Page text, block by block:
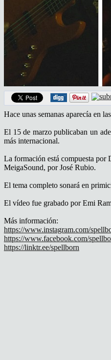
Hace unas semanas aparecía en
El 15 de marzo publicaban un
más internacional.
La formación está compuesta por
MeigaSound, por José Rubio.
El tema completo sonará en
El vídeo fue grabado por Emi
Más información:
https://www.instagram.com/
https://www.facebook.com/
https://linktr.ee/spellborn